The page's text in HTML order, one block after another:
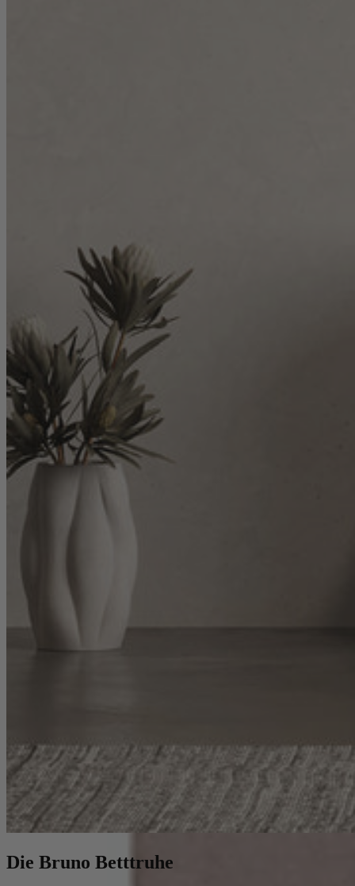
Schlafsofa
Die Bruno Betttruhe